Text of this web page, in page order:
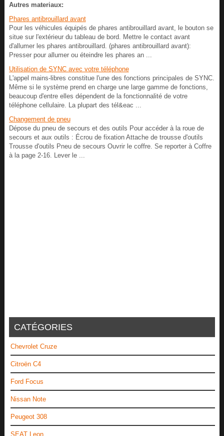
Autres materiaux:
Phares antibrouillard avant
Pour les véhicules équipés de phares antibrouillard avant, le bouton se
situe sur l'extérieur du tableau de bord. Mettre le contact avant
d'allumer les phares antibrouillard. (phares antibrouillard avant):
Presser pour allumer ou éteindre les phares an ...
Utilisation de SYNC avec votre téléphone
L'appel mains-libres constitue l'une des fonctions principales de SYNC.
Même si le système prend en charge une large gamme de fonctions,
beaucoup d'entre elles dépendent de la fonctionnalité de votre
téléphone cellulaire. La plupart des tél&eac ...
Changement de pneu
Dépose du pneu de secours et des outils Pour accéder à la roue de
secours et aux outils : Écrou de fixation Attache de trousse d'outils
Trousse d'outils Pneu de secours Ouvrir le coffre. Se reporter à Coffre
à la page 2-16. Lever le ...
CATÉGORIES
Chevrolet Cruze
Citroën C4
Ford Focus
Nissan Note
Peugeot 308
SEAT Leon